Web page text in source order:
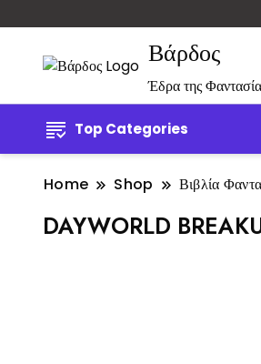
Βάρδος
Έδρα της
Top Categories
Home Shop Βιβλία
DAYWORLD